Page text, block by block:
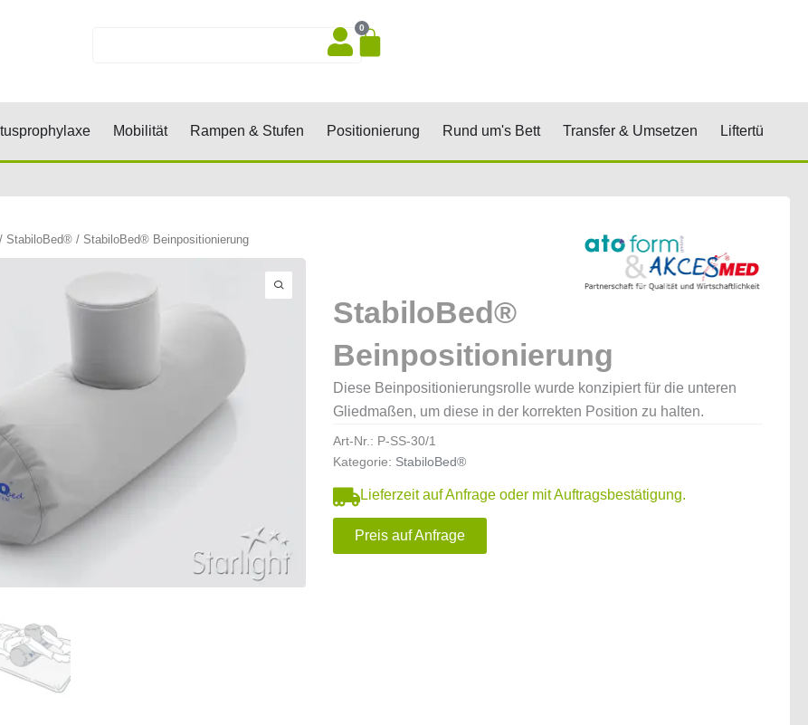
0
Warenkorb
Keile, RollenÖffne Dekubitusprophylaxe
Mobilität Öffne Mobilität
Rampen & Stufen Öffne Rampen & Stufen
Positionierung Öffne Positionierung
Rund um's Bett Öffne Rund um's Bett
Transfer & Umsetzen Öffne Transfer
Liftertücher
StabiloBed®/ StabiloBed® Beinpositionierung
StabiloBed®
Beinpositionierung
Diese Beinpositionierungsrolle wurde konzipiert für die unteren
Gliedmaßen, um diese in der korrekten Position zu halten.
Art-Nr.: P-SS-30/1
Kategorie: StabiloBed®
Lieferzeit auf Anfrage oder mit Auftragsbestätigung.
Preis auf Anfrage